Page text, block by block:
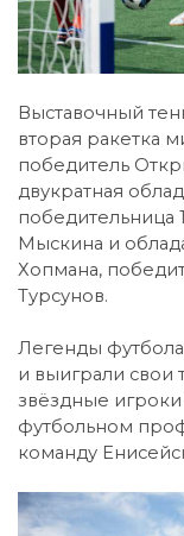
Выставочный
вторая ракетка
победитель
двукратная
победительница
Мыскина и
Хопмана,
Турсунов.
Легенды футбола
и выиграли свои
звёздные
футбольном
команду